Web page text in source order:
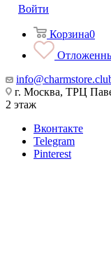
Войти
Корзина0
г. Москва, ТРЦ
2 этаж
Вконтакте
Telegram
Pinterest